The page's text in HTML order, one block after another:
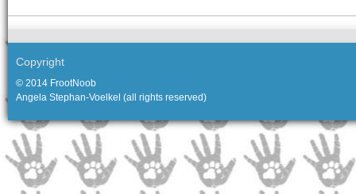
Copyright
© 2014 FrootNoob
Angela Stephan-Voelkel (all rights reserved)